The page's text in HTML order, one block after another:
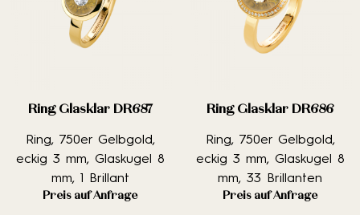
Ring Glasklar DR687
Ring, 750er Gelbgold,
eckig 3 mm, Glaskugel 8
mm, 1 Brillant
Preis auf Anfrage
Ring Glasklar DR686
Ring, 750er Gelbgold,
eckig 3 mm, Glaskugel 8
mm, 33 Brillanten
Preis auf Anfrage